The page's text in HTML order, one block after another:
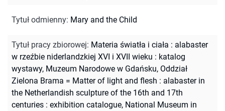
Tytuł odmienny: Mary and the Child
Tytuł pracy zbiorowej: Materia światła i ciała : alabaster
w rzeźbie niderlandzkiej XVI i XVII wieku : katalog
wystawy, Muzeum Narodowe w Gdańsku, Oddział
Zielona Brama = Matter of light and flesh : alabaster in
the Netherlandish sculpture of the 16th and 17th
centuries : exhibition catalogue, National Museum in